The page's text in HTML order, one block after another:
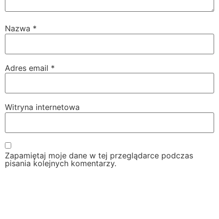
Nazwa *
Adres email *
Witryna internetowa
Zapamiętaj moje dane w tej przeglądarce podczas
pisania kolejnych komentarzy.